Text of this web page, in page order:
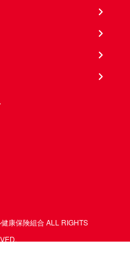
康保険組合 ALL RIGHTS